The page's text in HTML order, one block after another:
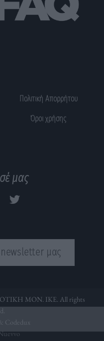
Πολιτική Απορρήτου
Όροι χρήσης
μας
μας
ΜΟΝ. ΙΚΕ. All rights
Codedux